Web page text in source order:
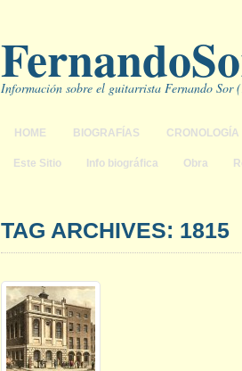
Información sobre el guitarrista Fernando Sor
HOME BIOGRAFÍAS CRONOLOGÍA
Este Sitio Info biográfica Obra
TAG ARCHIVES: 1815